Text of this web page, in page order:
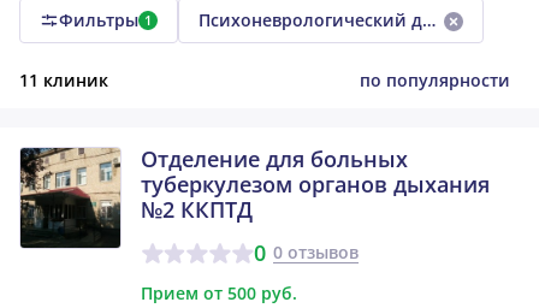
Фильтры 1 Психоневрологический диспансер
11 клиник по популярности
Отделение для больных
туберкулезом органов дыхания
№2 ККПТД
0 0 отзывов
Прием от 500 руб.